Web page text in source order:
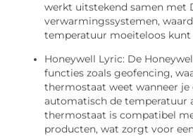
werkt uitstekend samen met
verwarmingssystemen,
temperatuur moeiteloos kunt
Honeywell Lyric: De
functies zoals geofencing,
thermostaat weet wanneer
automatisch de temperatuur
thermostaat is compatibel
producten, wat zorgt voor